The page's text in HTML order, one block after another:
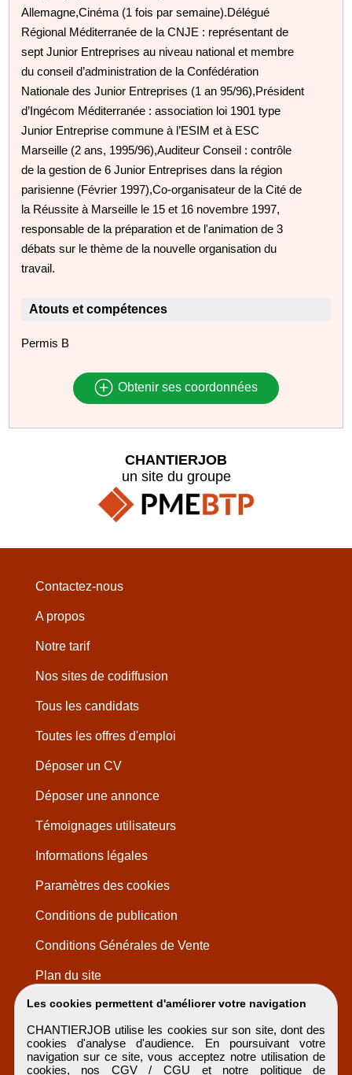
Allemagne,Cinéma (1 fois par semaine).Délégué
Régional Méditerranée de la CNJE : représentant de
sept Junior Entreprises au niveau national et membre
du conseil d’administration de la Confédération
Nationale des Junior Entreprises (1 an 95/96),Président
d’Ingécom Méditerranée : association loi 1901 type
Junior Entreprise commune à l’ESIM et à ESC
Marseille (2 ans, 1995/96),Auditeur Conseil : contrôle
de la gestion de 6 Junior Entreprises dans la région
parisienne (Février 1997),Co-organisateur de la Cité de
la Réussite à Marseille le 15 et 16 novembre 1997,
responsable de la préparation et de l'animation de 3
débats sur le thème de la nouvelle organisation du
travail.
Atouts et compétences
Permis B
Obtenir ses coordonnées
Les cookies permettent d'améliorer votre navigation
CHANTIERJOB utilise les cookies sur son site, dont des
cookies d'analyse d'audience. En poursuivant votre
navigation sur ce site, vous acceptez notre utilisation de
cookies, nos CGV / CGU et notre politique de
CHANTIERJOB
un site du groupe
Contactez-nous
A propos
Notre tarif
Nos sites de codiffusion
Tous les candidats
Toutes les offres d'emploi
Déposer un CV
Déposer une annonce
Témoignages utilisateurs
Informations légales
Paramètres des cookies
Conditions de publication
Conditions Générales de Vente
Plan du site